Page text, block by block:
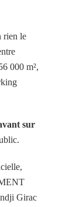
rien le
000 m²,
sur
Girac